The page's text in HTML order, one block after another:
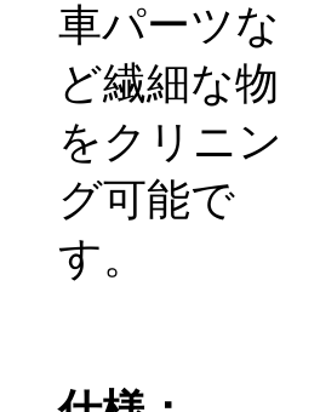
車パーツな
ど繊細な物
をクリニン
グ可能で
す。